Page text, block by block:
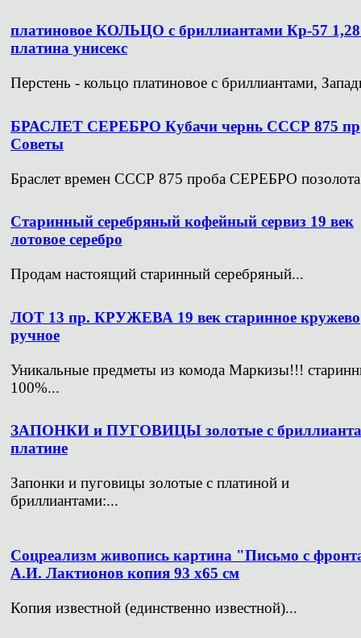
платиновое КОЛЬЦО с бриллиантами Кр-57
платина унисекс
Перстень - кольцо платиновое с бриллиантами,
БРАСЛЕТ СЕРЕБРО Кубачи чернь СССР 875 пр
Советы
Браслет времен СССР 875 проба СЕРЕБРО
Старинный серебряный кофейный сервиз 19 век
лотовое серебро
Продам настоящий старинный серебряный...
ЛОТ 13 пр. КРУЖЕВА 19 век старинное кружево
ручное
Уникальные предметы из комода Маркизы!!!
100%...
ЗАПОНКИ и ПУГОВИЦЫ золотые с
платине
Запонки и пуговицы золотые с платиной и
бриллиантами:...
Соцреализм живопись картина "Письмо с
А.И. Лактионов копия 93 х65 см
Копия известной (единственно известной)...